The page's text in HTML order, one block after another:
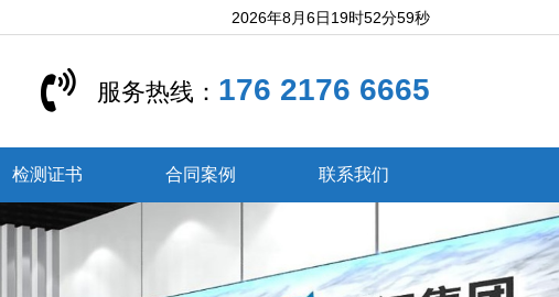
2026年8月6日19时53分1秒
服务热线： 176 2176 6665
检测证书 合同案例 联系我们